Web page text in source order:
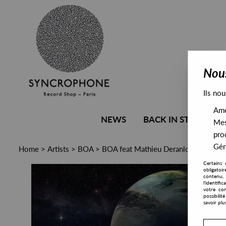
NEWS BACK IN STOCK
Home > Artists > BOA > BOA feat Mathieu Deranlot - Merci
Ils
Certains
contenu,
votre
savoir